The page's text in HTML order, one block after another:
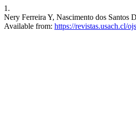
1.
Nery Ferreira Y, Nascimento dos Santos
Available from: https://revistas.usach.cl/